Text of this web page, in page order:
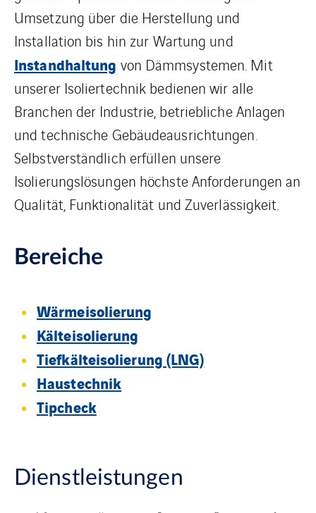
Umsetzung über die Herstellung und
Installation bis hin zur Wartung und
Instandhaltung von Dämmsystemen. Mit
unserer Isoliertechnik bedienen wir alle
Branchen der Industrie, betriebliche Anlagen
und technische Gebäudeausrichtungen.
Selbstverständlich erfüllen unsere
Isolierungslösungen höchste Anforderungen an
Qualität, Funktionalität und Zuverlässigkeit.
Bereiche
Wärmeisolierung
Kälteisolierung
Tiefkälteisolierung (LNG)
Haustechnik
Tipcheck
Dienstleistungen